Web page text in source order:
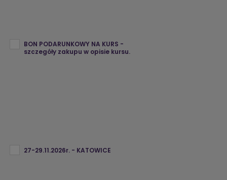
BON PODARUNKOWY NA KURS -
szczegóły zakupu w opisie kursu.
27-29.11.2026r. - KATOWICE